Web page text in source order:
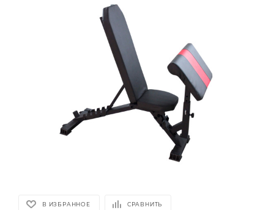
В ИЗБРАННОЕ СРАВНИТЬ